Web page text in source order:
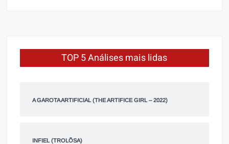
TOP 5 Análises mais lidas
A GAROTA ARTIFICIAL (THE ARTIFICE GIRL – 2022)
INFIEL (TROLÕSA)